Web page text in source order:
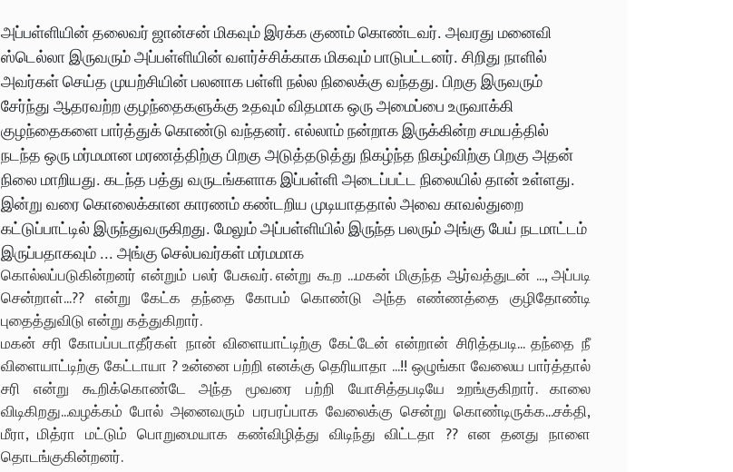
அப்பள்ளியின் தலைவர் ஜான்சன் மிகவும் இரக்க குணம் கொண்டவர். அவரது மனைவி
ஸ்டெல்லா இருவரும் அப்பள்ளியின் வளர்ச்சிக்காக மிகவும் பாடுபட்டனர். சிறிது நாளில்
அவர்கள் செய்த முயற்சியின் பலனாக பள்ளி நல்ல நிலைக்கு வந்தது. பிறகு இருவரும்
சேர்ந்து ஆதரவற்ற குழந்தைகளுக்கு உதவும் விதமாக ஒரு அமைப்பை உருவாக்கி
குழந்தைகளை பார்த்துக் கொண்டு வந்தனர். எல்லாம் நன்றாக இருக்கின்ற சமயத்தில்
நடந்த ஒரு மர்மமான மரணத்திற்கு பிறகு அடுத்தடுத்து நிகழ்ந்த நிகழ்விற்கு பிறகு அதன்
நிலை மாறியது. கடந்த பத்து வருடங்களாக இப்பள்ளி அடைப்பட்ட நிலையில் தான் உள்ளது.
இன்று வரை கொலைக்கான காரணம் கண்டறிய முடியாததால் அவை காவல்துறை
கட்டுப்பாட்டில் இருந்துவருகிறது. மேலும் அப்பள்ளியில் இருந்த பலரும் அங்கு பேய் நடமாட்டம்
இருப்பதாகவும் ... அங்கு செல்பவர்கள் மர்மமாக
கொல்லப்படுகின்றனர் என்றும் பலர் பேசுவர். என்று கூற ...மகன் மிகுந்த ஆர்வத்துடன் ..., அப்படி
சென்றாள்...?? என்று கேட்க தந்தை கோபம் கொண்டு அந்த எண்ணத்தை குழிதோண்டி
புதைத்துவிடு என்று கத்துகிறார்.
மகன் சரி கோபப்படாதீர்கள் நான் விளையாட்டிற்கு கேட்டேன் என்றான் சிரித்தபடி... தந்தை நீ
விளையாட்டிற்கு கேட்டாயா ? உன்னை பற்றி எனக்கு தெரியாதா ...!! ஒழுங்கா வேலைய பார்த்தால்
சரி என்று கூறிக்கொண்டே அந்த மூவரை பற்றி யோசித்தபடியே உறங்குகிறார். காலை
விடிகிறது...வழக்கம் போல் அனைவரும் பரபரப்பாக வேலைக்கு சென்று கொண்டிருக்க...சக்தி,
மீரா, மித்ரா மட்டும் பொறுமையாக கண்விழித்து விடிந்து விட்டதா ?? என தனது நாளை
தொடங்குகின்றனர்.